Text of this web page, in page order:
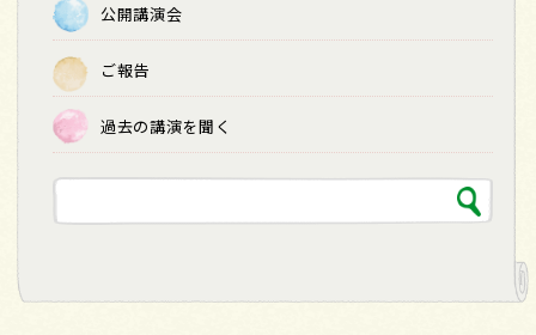
公開講演会
ご報告
過去の講演を聞く